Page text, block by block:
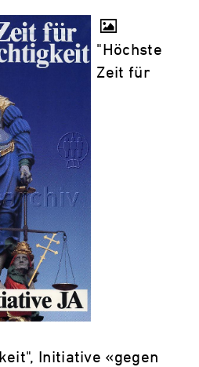
"Höchste
Zeit für
Initiative «gegen